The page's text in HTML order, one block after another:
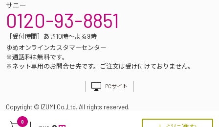
0
サニー
0120-93-8851
［受付時間］あさ10時～よる9時
ゆめオンラインカスタマーセンター
※通話料は無料です。
※ネット専用のお問合せ先です。ご注文は受け付けておりません。
PCサイト
Copyright © IZUMI Co.,Ltd. All rights reserved.